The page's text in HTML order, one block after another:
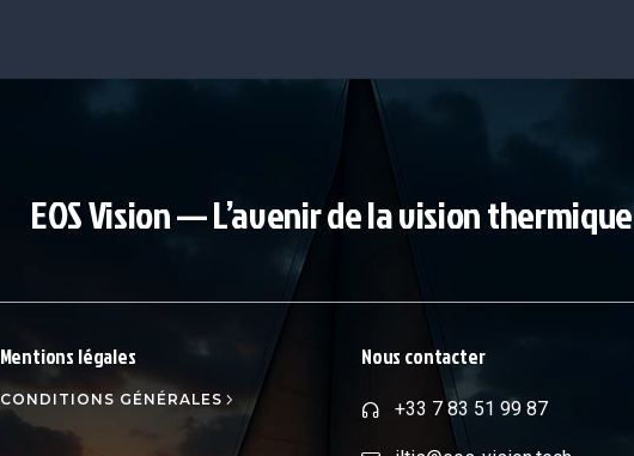
EOS Vision — L’avenir de la vision thermique
Mentions légales
CONDITIONS GÉNÉRALES
Nous contacter
+33 7 83 51 99 87